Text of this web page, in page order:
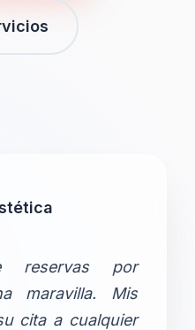
reservas por
maravilla. Mis
cita a cualquier